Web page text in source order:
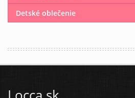
Detské oblečenie